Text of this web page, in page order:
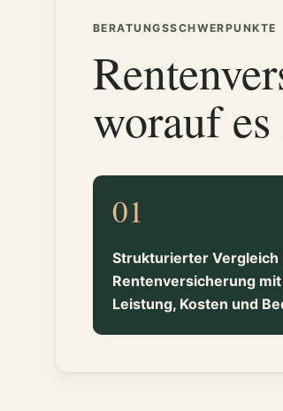
BERATUNGSSCHWERPUNKTE
worauf
01
Strukturierter Vergleich
Rentenversicherung
Leistung, Kosten und